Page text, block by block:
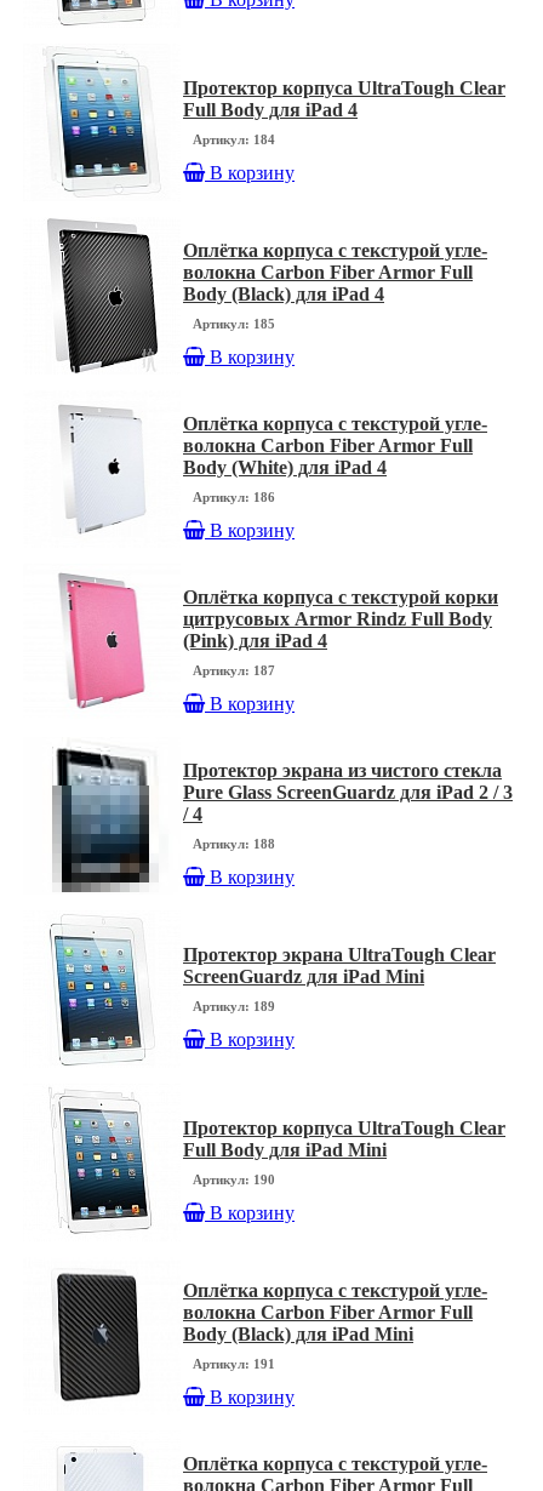
Протектор корпуса UltraTough Clear
Full Body для iPad 4
Артикул: 184
В корзину
Оплётка корпуса с текстурой угле-
волокна Carbon Fiber Armor Full
Body (Black) для iPad 4
Артикул: 185
В корзину
Оплётка корпуса с текстурой угле-
волокна Carbon Fiber Armor Full
Body (White) для iPad 4
Артикул: 186
В корзину
Оплётка корпуса с текстурой корки
цитрусовых Armor Rindz Full Body
(Pink) для iPad 4
Артикул: 187
В корзину
Протектор экрана из чистого стекла
Pure Glass ScreenGuardz для iPad 2 / 3
/ 4
Артикул: 188
В корзину
Протектор экрана UltraTough Clear
ScreenGuardz для iPad Mini
Артикул: 189
В корзину
Протектор корпуса UltraTough Clear
Full Body для iPad Mini
Артикул: 190
В корзину
Оплётка корпуса с текстурой угле-
волокна Carbon Fiber Armor Full
Body (Black) для iPad Mini
Артикул: 191
В корзину
Оплётка корпуса с текстурой угле-
волокна Carbon Fiber Armor Full